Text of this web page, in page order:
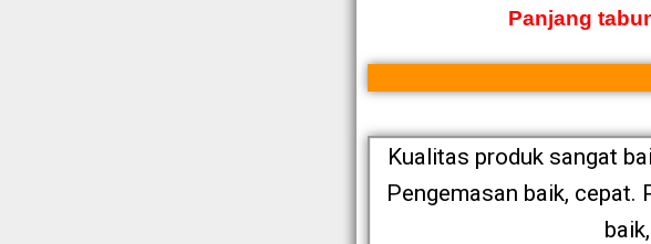
Panjang
Kualitas produk sangat
Pengemasan baik, cepat.